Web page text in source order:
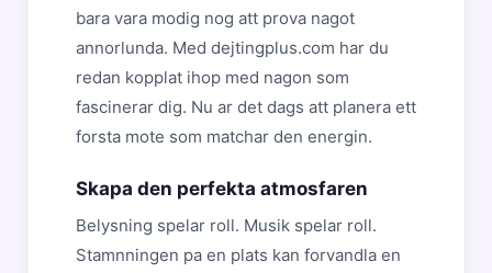
bara vara modig nog att prova nagot
annorlunda. Med dejtingplus.com har du
redan kopplat ihop med nagon som
fascinerar dig. Nu ar det dags att planera ett
forsta mote som matchar den energin.
Skapa den perfekta atmosfaren
Belysning spelar roll. Musik spelar roll.
Stamnningen pa en plats kan forvandla en